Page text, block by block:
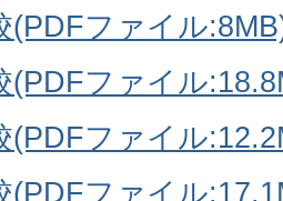
(PDFファイル
(PDFファイル
(PDFファイル
(PDFファイル